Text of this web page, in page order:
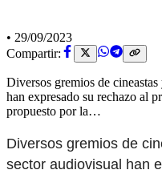
• 29/09/2023
Compartir:
Diversos gremios de
han expresado su rechazo al
propuesto por la…
Diversos gremios de
sector audiovisual han